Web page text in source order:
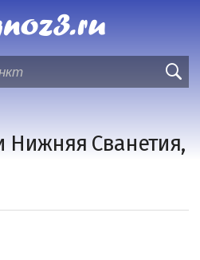
Нижняя Сванетия,